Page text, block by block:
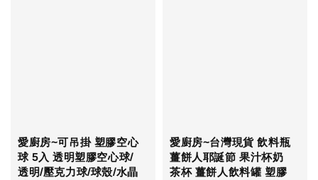
愛廚房~可吊掛 塑膠空心
球 5入 透明塑膠空心球/
透明/壓克力球/球殼/水晶
愛廚房~台灣現貨 飲料瓶
薑餅人耶誕節 果汁杯奶
茶杯 薑餅人飲料罐 塑膠